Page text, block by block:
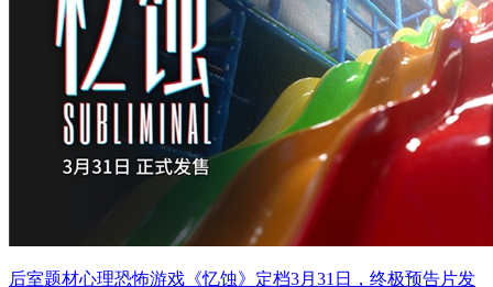
后室题材心理恐怖游戏《忆蚀》定档3月31日，终极预告片发